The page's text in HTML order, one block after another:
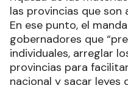
las provincias que son
En ese punto, el
gobernadores que
individuales, arreglar
provincias para
nacional y sacar leyes